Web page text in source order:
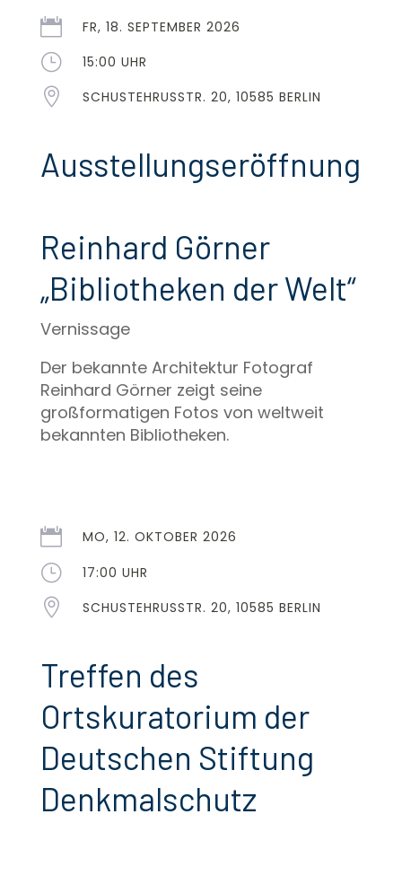
 FR, 18. SEPTEMBER 2026
} 15:00 UHR
 SCHUSTEHRUSSTR. 20, 10585 BERLIN
Ausstellungseröffnung
Reinhard Görner
„Bibliotheken der Welt“
Vernissage
Der bekannte Architektur Fotograf
Reinhard Görner zeigt seine
großformatigen Fotos von weltweit
bekannten Bibliotheken.
 MO, 12. OKTOBER 2026
} 17:00 UHR
 SCHUSTEHRUSSTR. 20, 10585 BERLIN
Treffen des
Ortskuratorium der
Deutschen Stiftung
Denkmalschutz